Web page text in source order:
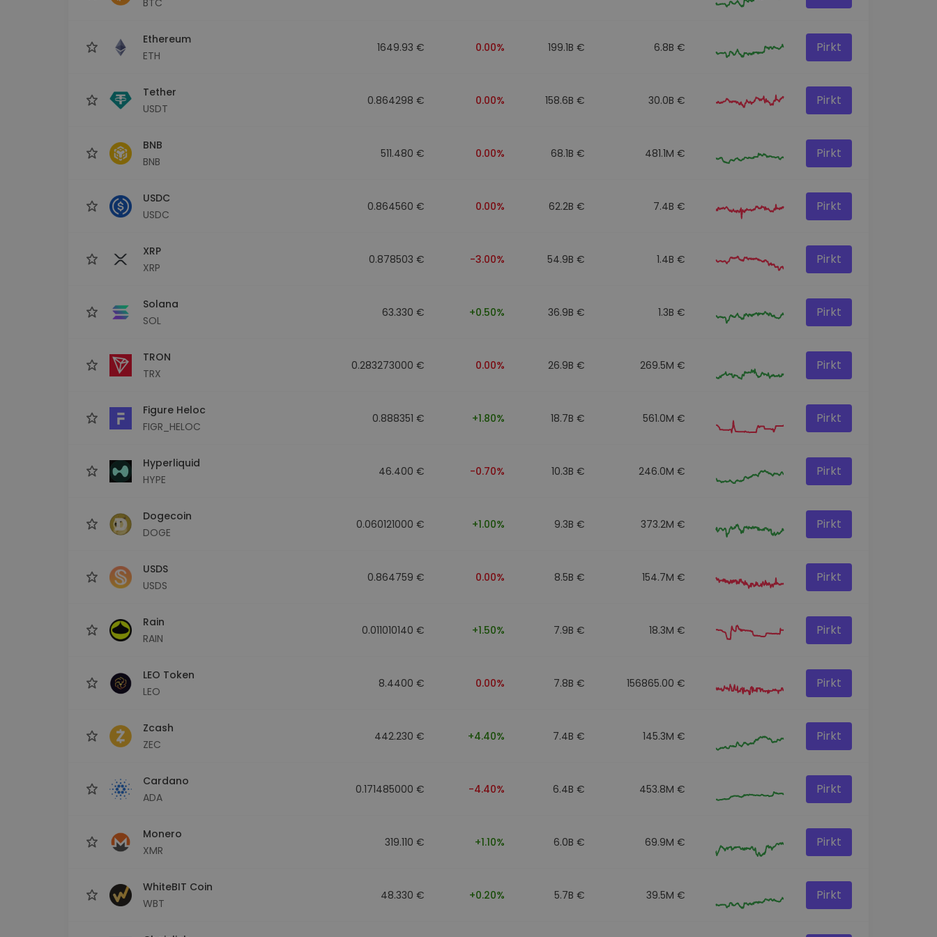
Ethereum
ETH
1649.93 € 0.00% 199.1B € 6.8B € Pirkt
Tether
USDT
0.864298 € 0.00% 158.6B € 30.0B € Pirkt
BNB
BNB
511.480 € 0.00% 68.1B € 481.1M € Pirkt
USDC
USDC
0.864560 € 0.00% 62.2B € 7.4B € Pirkt
XRP
XRP
0.878503 € -3.00% 54.9B € 1.4B € Pirkt
Solana
SOL
63.330 € +0.50% 36.9B € 1.3B € Pirkt
TRON
TRX
0.283273000 € 0.00% 26.9B € 269.5M € Pirkt
Figure Heloc
FIGR_HELOC
0.888351 € +1.80% 18.7B € 561.0M € Pirkt
Hyperliquid
HYPE
46.400 € -0.70% 10.3B € 246.0M € Pirkt
Dogecoin
DOGE
0.060121000 € +1.00% 9.3B € 373.2M € Pirkt
USDS
USDS
0.864759 € 0.00% 8.5B € 154.7M € Pirkt
Rain
RAIN
0.011010140 € +1.50% 7.9B € 18.3M € Pirkt
LEO Token
LEO
8.4400 € 0.00% 7.8B € 156865.00 € Pirkt
Zcash
ZEC
442.230 € +4.40% 7.4B € 145.3M € Pirkt
Cardano
ADA
0.171485000 € -4.40% 6.4B € 453.8M € Pirkt
Monero
XMR
319.110 € +1.10% 6.0B € 69.9M € Pirkt
WhiteBIT Coin
WBT
48.330 € +0.20% 5.7B € 39.5M € Pirkt